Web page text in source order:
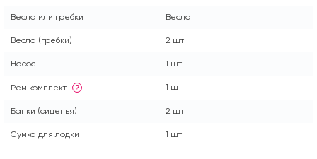
Весла или гребки Весла
Весла (гребки) 2 шт
Насос 1 шт
Рем.комплект ? 1 шт
Банки (сиденья) 2 шт
Сумка для лодки 1 шт